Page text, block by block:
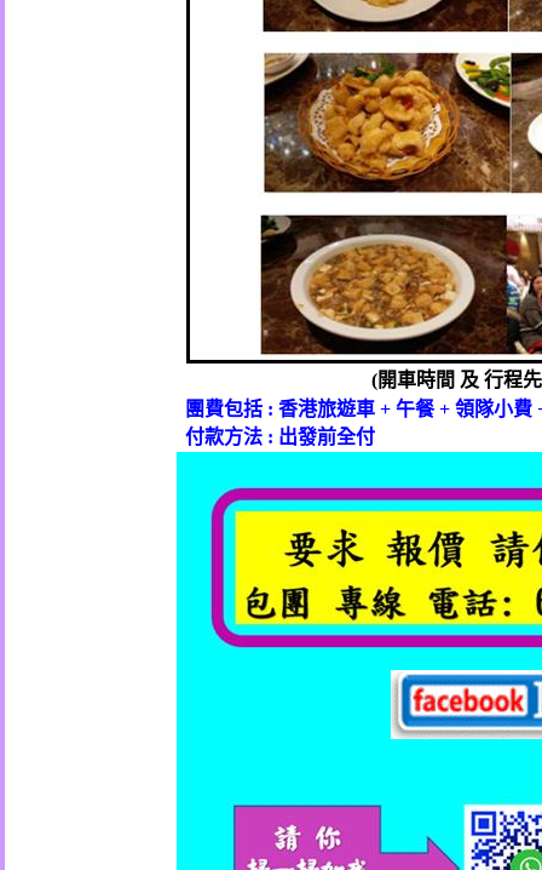
(開車時間 及 行程
團費包括 :香港旅遊車 +午餐+領隊小費
付款方法 : 出發前全付